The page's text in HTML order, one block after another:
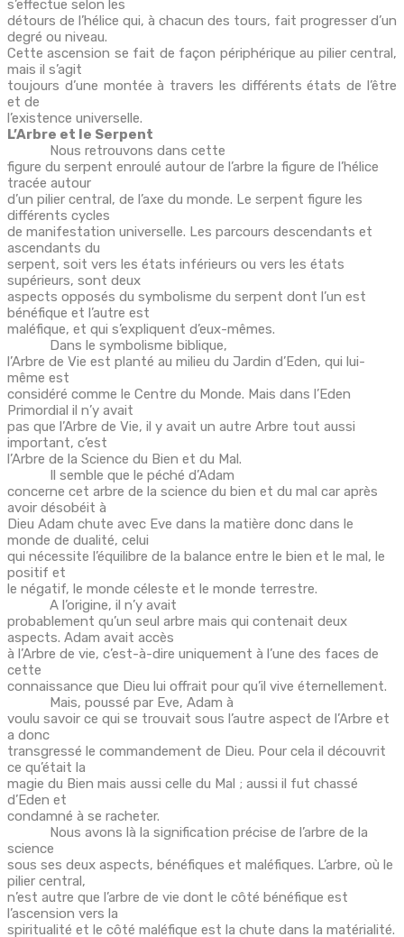
s’effectue selon les
détours de l’hélice qui, à chacun des tours, fait progresser d’un
degré ou niveau.
Cette ascension se fait de façon périphérique au pilier central,
mais il s’agit
toujours d’une montée à travers les différents états de l’être
et de
l’existence universelle.
L’Arbre et le Serpent
Nous retrouvons dans cette
figure du serpent enroulé autour de l’arbre la figure de l’hélice
tracée autour
d’un pilier central, de l’axe du monde. Le serpent figure les
différents cycles
de manifestation universelle. Les parcours descendants et
ascendants du
serpent, soit vers les états inférieurs ou vers les états
supérieurs, sont deux
aspects opposés du symbolisme du serpent dont l’un est
bénéfique et l’autre est
maléfique, et qui s’expliquent d’eux-mêmes.
Dans le symbolisme biblique,
l’Arbre de Vie est planté au milieu du Jardin d’Eden, qui lui-
même est
considéré comme le Centre du Monde. Mais dans l’Eden
Primordial il n’y avait
pas que l’Arbre de Vie, il y avait un autre Arbre tout aussi
important, c’est
l’Arbre de la Science du Bien et du Mal.
Il semble que le péché d’Adam
concerne cet arbre de la science du bien et du mal car après
avoir désobéit à
Dieu Adam chute avec Eve dans la matière donc dans le
monde de dualité, celui
qui nécessite l’équilibre de la balance entre le bien et le mal, le
positif et
le négatif, le monde céleste et le monde terrestre.
A l’origine, il n’y avait
probablement qu’un seul arbre mais qui contenait deux
aspects. Adam avait accès
à l’Arbre de vie, c’est-à-dire uniquement à l’une des faces de
cette
connaissance que Dieu lui offrait pour qu’il vive éternellement.
Mais, poussé par Eve, Adam à
voulu savoir ce qui se trouvait sous l’autre aspect de l’Arbre et
a donc
transgressé le commandement de Dieu. Pour cela il découvrit
ce qu’était la
magie du Bien mais aussi celle du Mal ; aussi il fut chassé
d’Eden et
condamné à se racheter.
Nous avons là la signification précise de l’arbre de la
science
sous ses deux aspects, bénéfiques et maléfiques. L’arbre, où le
pilier central,
n’est autre que l’arbre de vie dont le côté bénéfique est
l’ascension vers la
spiritualité et le côté maléfique est la chute dans la matérialité.